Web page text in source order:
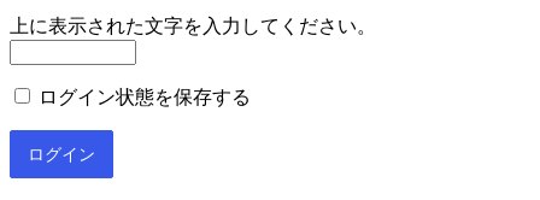
上に表示された文字を入力してください。
ログイン状態を保存する